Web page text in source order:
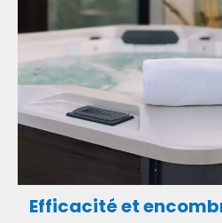
Efficacité et